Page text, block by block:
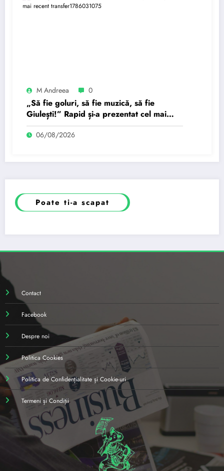
M Andreea 0
„Să fie goluri, să fie muzică, să fie
Giulești!” Rapid și-a prezentat cel mai
recent transfer.
06/08/2026
Poate ti-a scapat
Contact
Facebook
Despre noi
Politica Cookies
Politica de Confidențialitate și Cookie-uri
Termeni și Condiții